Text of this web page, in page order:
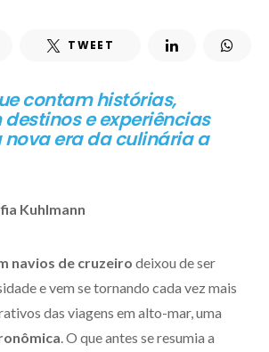
TWEET
contam histórias,
e experiências
era da culinária a
Kuhlmann
navios de cruzeiro deixou de ser
e vem se tornando cada vez mais
das viagens em alto-mar, uma
. O que antes se resumia a